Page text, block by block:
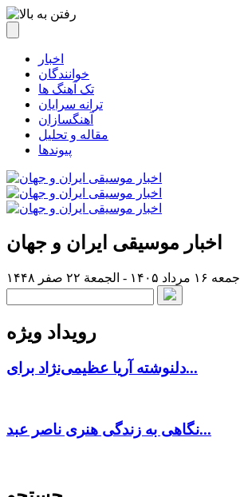
اخبار
خوانندگان
تک آهنگ ها
ترانه سرایان
آهنگسازان
مقاله و تحلیل
پیوندها
اخبار موسیقی ایران و جهان
جمعه ۱۶ مرداد ۱۴۰۵ - الجمعة ۲۲ صفر ۱۴۴۸
رویداد ویژه
دلنوشته آریا عظیمی‌نژاد برای...
نگاهی به زندگی هنری ناصر عبد...